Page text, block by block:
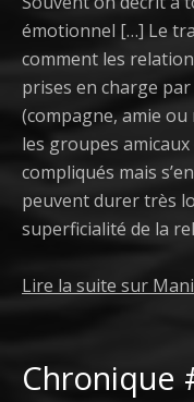
émotionnel […] Le
comment les
prises en charge
(compagne, amie
les groupes
compliqués mais
peuvent durer très
superficialité de la
Lire la suite sur
Chronique